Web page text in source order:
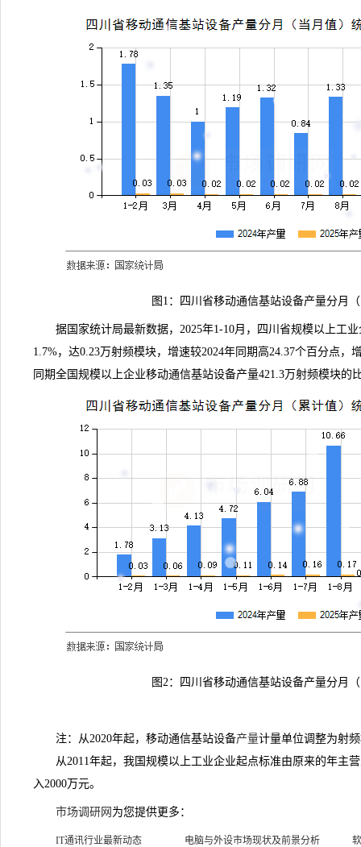
图1：四川省移动通信基站设备产量分月
据国家统计局最新数据，2025年1-10月，四川省规模以上工
1.7%，达0.23万射频模块，增速较2024年同期高24.37个百分点，
同期全国规模以上企业移动通信基站设备产量421.3万射频模块的
图2：四川省移动通信基站设备产量分月
注：从2020年起，移动通信基站设备产量计量单位调整为射
从2011年起，我国规模以上工业企业起点标准由原来的年主营
入2000万元。
市场调研网 为您提供更多：
IT通讯行业最新动态 电脑与外设市场现状及前景分析